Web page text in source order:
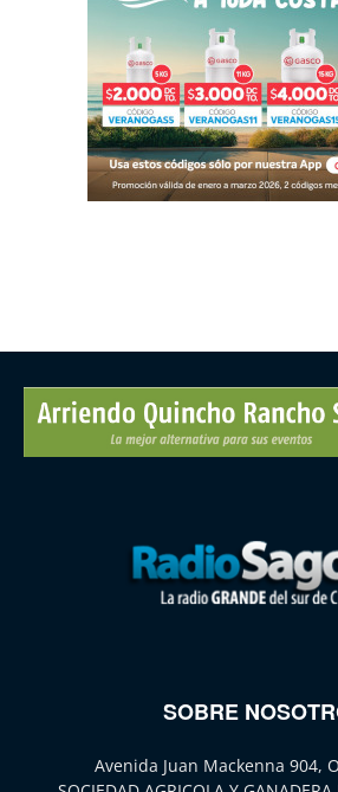
SOBRE
Avenida Juan Mackenna 904,